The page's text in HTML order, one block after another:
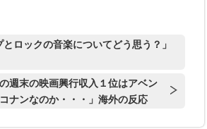
とロックの音楽についてどう思う？」
週末の映画興行収入１位はアベン
ナンなのか・・・」海外の反応